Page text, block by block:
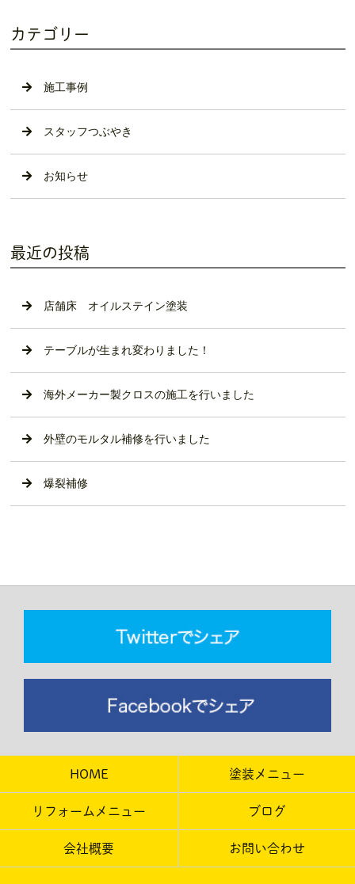
カテゴリー
施工事例
スタッフつぶやき
お知らせ
最近の投稿
店舗床 オイルステイン塗装
テーブルが生まれ変わりました！
海外メーカー製クロスの施工を行いました
外壁のモルタル補修を行いました
爆裂補修
HOME 塗装メニュー
リフォームメニュー ブログ
会社概要 お問い合わせ